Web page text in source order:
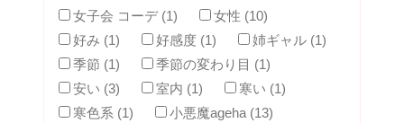
女子会 コーデ (1)
女性 (10)
好み (1)
好感度 (1)
姉ギャル (1)
季節 (1)
季節の変わり目 (1)
安い (3)
室内 (1)
寒い (1)
寒色系 (1)
小悪魔ageha (13)